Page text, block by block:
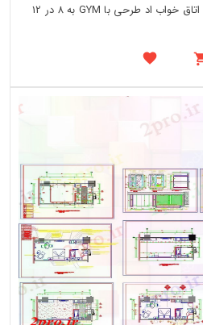
دانلود نقشه اتاق خواب مستر دار اتاق خواب اد طرحی با GYM به 8 در 12